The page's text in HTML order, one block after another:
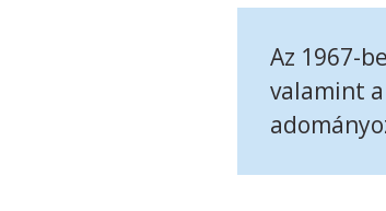
Az 1967-
valamint